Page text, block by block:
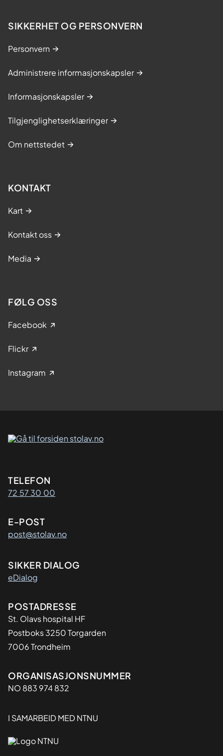
SIKKERHET OG PERSONVERN
Personvern
Administrere informasjonskapsler
Informasjonskapsler
Tilgjenglighetserklæringer
Om nettstedet
KONTAKT
Kart
Kontakt oss
Media
FØLG OSS
Facebook
Flickr
Instagram
Kontaktinformasjon
TELEFON
72 57 30 00
E-POST
post@stolav.no
SIKKER DIALOG
eDialog
Adresse
POSTADRESSE
St. Olavs hospital HF
Postboks 3250 Torgarden
7006 Trondheim
Organisasjon
ORGANISASJONSNUMMER
NO 883 974 832
I SAMARBEID MED NTNU